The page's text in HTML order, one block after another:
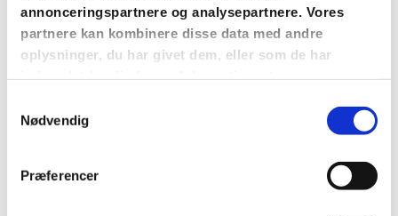
annonceringspartnere og analysepartnere. Vores
partnere kan kombinere disse data med andre
oplysninger, du har givet dem, eller som de har
Nødvendig
Præferencer